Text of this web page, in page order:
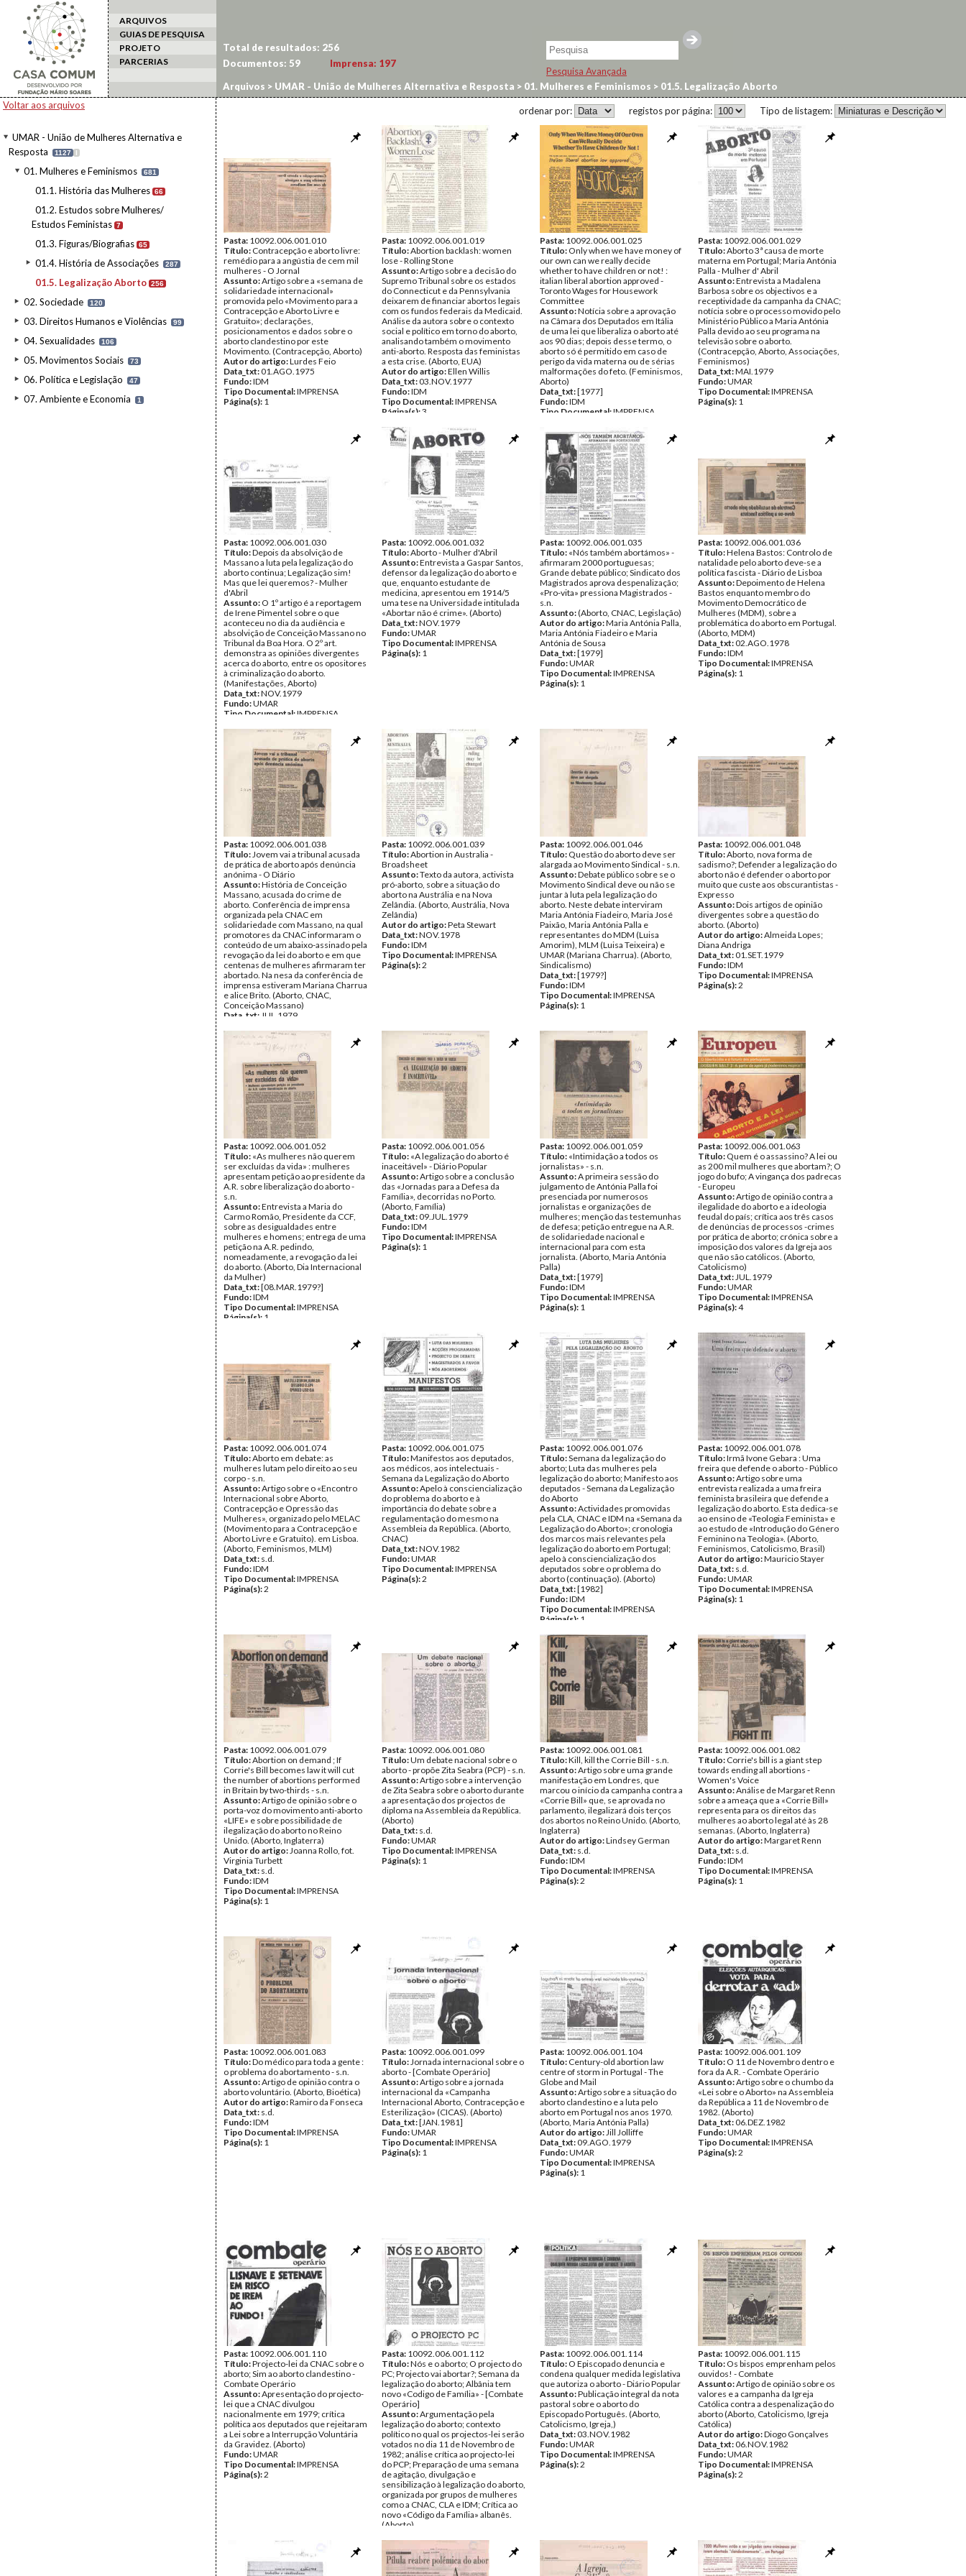
ARQUIVOS
GUIAS DE PESQUISA
PROJETO
PARCERIAS
Pesquisa Avançada
Voltar aos arquivos
UMAR - União de Mulheres Alternativa e
Resposta
1127 I
01. Mulheres e Feminismos 681
01.1. História das Mulheres 66
01.2. Estudos sobre Mulheres/
Estudos Feministas 7
01.3. Figuras/Biografias 65
01.4. História de Associações 287
01.5. Legalização Aborto 256
02. Sociedade 120
03. Direitos Humanos e Violências 99
04. Sexualidades 106
05. Movimentos Sociais 73
06. Política e Legislação 47
07. Ambiente e Economia 1
Total de resultados: 256
Documentos: 59 Imprensa: 197
Arquivos > UMAR - União de Mulheres Alternativa e Resposta > 01. Mulheres e Feminismos > 01.5. Legalização Aborto
Tipo de listagem:
registos por página:
ordenar por:
Pasta: 10092.006.001.010
Título: Contracepção e aborto livre:
remédio para a angústia de cem mil
mulheres - O Jornal
Assunto:Artigo sobre a «semana de
solidariedade internacional»
promovida pelo «Movimento para a
Contracepção e Aborto Livre e
Gratuito»; declarações,
posicionamentos e dados sobre o
aborto clandestino por este
Movimento. (Contracepção, Aborto)
Autor do artigo:Lurdes Feio
Data_txt:01.AGO.1975
Fundo:IDM
Tipo Documental:IMPRENSA
Página(s): 1
Pasta: 10092.006.001.019
Título:Abortion backlash: women
lose - Rolling Stone
Assunto:Artigo sobre a decisão do
Supremo Tribunal sobre os estados
do Connecticut e da Pennsylvania
deixarem de financiar abortos legais
com os fundos federais da Medicaid.
Análise da autora sobre o contexto
social e político em torno do aborto,
analisando também o movimento
anti-aborto. Resposta das feministas
a esta crise. (Aborto, EUA)
Autor do artigo:Ellen Willis
Data_txt:03.NOV.1977
Fundo:IDM
Tipo Documental:IMPRENSA
Página(s):3
Pasta: 10092.006.001.025
Título: Only when we have money of
our own can we really decide
whether to have children or not! :
italian liberal abortion approved -
Toronto Wages for Housework
Committee
Assunto:Notícia sobre a aprovação
na Câmara dos Deputados em Itália
de uma lei que liberaliza o aborto até
aos 90 dias; depois desse termo, o
aborto só é permitido em caso de
perigo da vida materna ou de sérias
malformações do feto. (Feminismos,
Aborto)
Data_txt:[1977]
Fundo:IDM
Tipo Documental:IMPRENSA
Pasta: 10092.006.001.029
Título:Aborto 3ª causa de morte
materna em Portugal; Maria Antónia
Palla - Mulher d' Abril
Assunto:Entrevista a Madalena
Barbosa sobre os objectivos e a
receptividade da campanha da CNAC;
notícia sobre o processo movido pelo
Ministério Público a Maria Antónia
Palla devido ao seu programa na
televisão sobre o aborto.
(Contracepção, Aborto, Associações,
Feminismos)
Data_txt:MAI.1979
Fundo:UMAR
Tipo Documental:IMPRENSA
Página(s): 1
Pasta: 10092.006.001.030
Título:Depois da absolvição de
Massano a luta pela legalização do
aborto continua; Legalização sim!
Mas que lei queremos? - Mulher
d'Abril
Assunto: O 1º artigo é a reportagem
de Irene Pimentel sobre o que
aconteceu no dia da audiência e
absolvição de Conceição Massano no
Tribunal da Boa Hora. O 2º art.
demonstra as opiniões divergentes
acerca do aborto, entre os opositores
à criminalização do aborto.
(Manifestações, Aborto)
Data_txt:NOV.1979
Fundo:UMAR
Tipo Documental:IMPRENSA
Pasta: 10092.006.001.032
Título:Aborto - Mulher d'Abril
Assunto:Entrevista a Gaspar Santos,
defensor da legalização do aborto e
que, enquanto estudante de
medicina, apresentou em 1914/5
uma tese na Universidade intitulada
«Abortar não é crime». (Aborto)
Data_txt:NOV.1979
Fundo:UMAR
Tipo Documental:IMPRENSA
Página(s): 1
Pasta: 10092.006.001.035
Título: «Nós também abortámos» -
afirmaram 2000 portuguesas;
Grande debate público; Sindicato dos
Magistrados aprova despenalização;
«Pro-vita» pressiona Magistrados -
s.n.
Assunto:(Aborto, CNAC, Legislação)
Autor do artigo:Maria Antónia Palla,
Maria Antónia Fiadeiro e Maria
Antónia de Sousa
Data_txt:[1979]
Fundo:UMAR
Tipo Documental:IMPRENSA
Página(s): 1
Pasta: 10092.006.001.036
Título:Helena Bastos: Controlo de
natalidade pelo aborto deve-se a
política fascista - Diário de Lisboa
Assunto:Depoimento de Helena
Bastos enquanto membro do
Movimento Democrático de
Mulheres (MDM), sobre a
problemática do aborto em Portugal.
(Aborto, MDM)
Data_txt:02.AGO.1978
Fundo:IDM
Tipo Documental:IMPRENSA
Página(s): 1
Pasta: 10092.006.001.038
Título:Jovem vai a tribunal acusada
de prática de aborto após denúncia
anónima - O Diário
Assunto:História de Conceição
Massano, acusada do crime de
aborto. Conferência de imprensa
organizada pela CNAC em
solidariedade com Massano, na qual
promotores da CNAC informaram o
conteúdo de um abaixo-assinado pela
revogação da lei do aborto e em que
centenas de mulheres afirmaram ter
abortado. Na nesa da conferência de
imprensa estiveram Mariana Charrua
e alice Brito. (Aborto, CNAC,
Conceição Massano)
Data_txt: JUL.1979
Tipo Documental: IMPRENSA
Página(s):1
Pasta: 10092.006.001.039
Título:Abortion in Australia -
Broadsheet
Assunto:Texto da autora, activista
pró-aborto, sobre a situação do
aborto na Austrália e na Nova
Zelândia. (Aborto, Austrália, Nova
Zelândia)
Autor do artigo:Peta Stewart
Data_txt:NOV.1978
Fundo:IDM
Tipo Documental:IMPRENSA
Página(s):2
Pasta: 10092.006.001.046
Título: Questão do aborto deve ser
alargada ao Movimento Sindical - s.n.
Assunto:Debate público sobre se o
Movimento Sindical deve ou não se
juntar à luta pela legalização do
aborto. Neste debate interviram
Maria Antónia Fiadeiro, Maria José
Paixão, Maria Antónia Palla e
representantes do MDM (Luisa
Amorim), MLM (Luisa Teixeira) e
UMAR (Mariana Charrua). (Aborto,
Sindicalismo)
Data_txt:[1979?]
Fundo:IDM
Tipo Documental:IMPRENSA
Página(s): 1
Pasta: 10092.006.001.048
Título:Aborto, nova forma de
sadismo?; Defender a legalização do
aborto não é defender o aborto por
muito que custe aos obscurantistas -
Expresso
Assunto:Dois artigos de opinião
divergentes sobre a questão do
aborto. (Aborto)
Autor do artigo:Almeida Lopes;
Diana Andriga
Data_txt:01.SET.1979
Fundo:IDM
Tipo Documental:IMPRENSA
Página(s):2
Pasta: 10092.006.001.052
Título: «As mulheres não querem
ser excluídas da vida» : mulheres
apresentam petição ao presidente da
A.R. sobre liberalização do aborto -
s.n.
Assunto:Entrevista a Maria do
Carmo Romão, Presidente da CCF,
sobre as desigualdades entre
mulheres e homens; entrega de uma
petição na A.R. pedindo,
nomeadamente, a revogação da lei
do aborto. (Aborto, Dia Internacional
da Mulher)
Data_txt:[08.MAR.1979?]
Fundo:IDM
Tipo Documental:IMPRENSA
Página(s): 1
Pasta: 10092.006.001.056
Título: «A legalização do aborto é
inaceitável» - Diário Popular
Assunto:Artigo sobre a conclusão
das «Jornadas para a Defesa da
Família», decorridas no Porto.
(Aborto, Família)
Data_txt:09.JUL.1979
Fundo:IDM
Tipo Documental:IMPRENSA
Página(s): 1
Pasta: 10092.006.001.059
Título: «Intimidação a todos os
jornalistas» - s.n.
Assunto:A primeira sessão do
julgamento de Antónia Palla foi
presenciada por numerosos
jornalistas e organizações de
mulheres; menção das testemunhas
de defesa; petição entregue na A.R.
de solidariedade nacional e
internacional para com esta
jornalista. (Aborto, Maria Antónia
Palla)
Data_txt:[1979]
Fundo:IDM
Tipo Documental:IMPRENSA
Página(s): 1
Pasta: 10092.006.001.063
Título: Quem é o assassino? A lei ou
as 200 mil mulheres que abortam?; O
jogo do bufo; A vingança dos padrecas
- Europeu
Assunto:Artigo de opinião contra a
ilegalidade do aborto e a ideologia
feudal do país; crítica aos três casos
de denúncias de processos -crimes
por prática de aborto; crónica sobre a
imposição dos valores da Igreja aos
que não são católicos. (Aborto,
Catolicismo)
Data_txt:JUL.1979
Fundo:UMAR
Tipo Documental:IMPRENSA
Página(s):4
Pasta: 10092.006.001.074
Título:Aborto em debate: as
mulheres lutam pelo direito ao seu
corpo - s.n.
Assunto:Artigo sobre o «Encontro
Internacional sobre Aborto,
Contracepção e Opressão das
Mulheres», organizado pelo MELAC
(Movimento para a Contracepção e
Aborto Livre e Gratuito). em Lisboa.
(Aborto, Feminismos, MLM)
Data_txt: s.d.
Fundo:IDM
Tipo Documental:IMPRENSA
Página(s):2
Pasta: 10092.006.001.075
Título:Manifestos aos deputados,
aos médicos, aos intelectuais -
Semana da Legalização do Aborto
Assunto:Apelo à consciencialização
do problema do aborto e à
importância do debate sobre a
regulamentação do mesmo na
Assembleia da República. (Aborto,
CNAC)
Data_txt:NOV.1982
Fundo:UMAR
Tipo Documental:IMPRENSA
Página(s):2
Pasta: 10092.006.001.076
Título:Semana da legalização do
aborto; Luta das mulheres pela
legalização do aborto; Manifesto aos
deputados - Semana da Legalização
do Aborto
Assunto:Actividades promovidas
pela CLA, CNAC e IDM na «Semana da
Legalização do Aborto»; cronologia
dos marcos mais relevantes pela
legalização do aborto em Portugal;
apelo à consciencialização dos
deputados sobre o problema do
aborto (continuação). (Aborto)
Data_txt:[1982]
Fundo:IDM
Tipo Documental:IMPRENSA
Página(s): 1
Pasta: 10092.006.001.078
Título:Irmã Ivone Gebara : Uma
freira que defende o aborto - Público
Assunto:Artigo sobre uma
entrevista realizada a uma freira
feminista brasileira que defende a
legalização do aborto. Esta dedica-se
ao ensino de «Teologia Feminista» e
ao estudo de «Introdução do Género
Feminino na Teologia». (Aborto,
Feminismos, Catolicismo, Brasil)
Autor do artigo:Mauricio Stayer
Data_txt: s.d.
Fundo:UMAR
Tipo Documental:IMPRENSA
Página(s): 1
Pasta: 10092.006.001.079
Título:Abortion on demand ; If
Corrie's Bill becomes law it will cut
the number of abortions performed
in Britain by two-thirds - s.n.
Assunto:Artigo de opinião sobre o
porta-voz do movimento anti-aborto
«LIFE» e sobre possibilidade de
ilegalização do aborto no Reino
Unido. (Aborto, Inglaterra)
Autor do artigo:Joanna Rollo, fot.
Virginia Turbett
Data_txt: s.d.
Fundo:IDM
Tipo Documental:IMPRENSA
Página(s): 1
Pasta: 10092.006.001.080
Título:Um debate nacional sobre o
aborto - propõe Zita Seabra (PCP) - s.n.
Assunto:Artigo sobre a intervenção
de Zita Seabra sobre o aborto durante
a apresentação dos projectos de
diploma na Assembleia da República.
(Aborto)
Data_txt: s.d.
Fundo:UMAR
Tipo Documental:IMPRENSA
Página(s): 1
Pasta: 10092.006.001.081
Título:Kill, kill the Corrie Bill - s.n.
Assunto:Artigo sobre uma grande
manifestação em Londres, que
marcou o início da campanha contra a
«Corrie Bill» que, se aprovada no
parlamento, ilegalizará dois terços
dos abortos no Reino Unido. (Aborto,
Inglaterra)
Autor do artigo:Lindsey German
Data_txt: s.d.
Fundo:IDM
Tipo Documental:IMPRENSA
Página(s):2
Pasta: 10092.006.001.082
Título: Corrie's bill is a giant step
towards ending all abortions -
Women's Voice
Assunto:Análise de Margaret Renn
sobre a ameaça que a «Corrie Bill»
representa para os direitos das
mulheres ao aborto legal até às 28
semanas. (Aborto, Inglaterra)
Autor do artigo:Margaret Renn
Data_txt: s.d.
Fundo:IDM
Tipo Documental:IMPRENSA
Página(s): 1
Pasta: 10092.006.001.083
Título:Do médico para toda a gente :
o problema do abortamento - s.n.
Assunto:Artigo de opinião contra o
aborto voluntário. (Aborto, Bioética)
Autor do artigo:Ramiro da Fonseca
Data_txt: s.d.
Fundo:IDM
Tipo Documental:IMPRENSA
Página(s): 1
Pasta: 10092.006.001.099
Título:Jornada internacional sobre o
aborto - [Combate Operário]
Assunto:Artigo sobre a jornada
internacional da «Campanha
Internacional Aborto, Contracepção e
Esterilização» (CICAS). (Aborto)
Data_txt:[JAN.1981]
Fundo:UMAR
Tipo Documental:IMPRENSA
Página(s): 1
Pasta: 10092.006.001.104
Título: Century-old abortion law
centre of storm in Portugal - The
Globe and Mail
Assunto:Artigo sobre a situação do
aborto clandestino e a luta pelo
aborto em Portugal nos anos 1970.
(Aborto, Maria Antónia Palla)
Autor do artigo:Jill Jolliffe
Data_txt:09.AGO.1979
Fundo:UMAR
Tipo Documental:IMPRENSA
Página(s): 1
Pasta: 10092.006.001.109
Título: O 11 de Novembro dentro e
fora da A.R. - Combate Operário
Assunto:Artigo sobre o chumbo da
«Lei sobre o Aborto» na Assembleia
da República a 11 de Novembro de
1982. (Aborto)
Data_txt:06.DEZ.1982
Fundo:UMAR
Tipo Documental:IMPRENSA
Página(s):2
Pasta: 10092.006.001.110
Título:Projecto-lei da CNAC sobre o
aborto; Sim ao aborto clandestino -
Combate Operário
Assunto:Apresentação do projecto-
lei que a CNAC divulgou
nacionalmente em 1979; crítica
política aos deputados que rejeitaram
a Lei sobre a Interrupção Voluntária
da Gravidez. (Aborto)
Fundo:UMAR
Tipo Documental:IMPRENSA
Página(s):2
Pasta: 10092.006.001.112
Título:Nós e o aborto; O projecto do
PC; Projecto vai abortar?; Semana da
legalização do aborto; Albânia tem
novo «Codigo de Família» - [Combate
Operário]
Assunto:Argumentação pela
legalização do aborto; contexto
político no qual os projectos-lei serão
votados no dia 11 de Novembro de
1982; análise crítica ao projecto-lei
do PCP; Preparação de uma semana
de agitação, divulgação e
sensibilização à legalização do aborto,
organizada por grupos de mulheres
como a CNAC, CLA e IDM; Crítica ao
novo «Código da Família» albanês.
(Aborto)
Tipo Documental: IMPRENSA
Página(s):2
Pasta: 10092.006.001.114
Título: O Episcopado denuncia e
condena qualquer medida legislativa
que autoriza o aborto - Diário Popular
Assunto:Publicação integral da nota
pastoral sobre o aborto do
Episcopado Português. (Aborto,
Catolicismo, Igreja,)
Data_txt:03.NOV.1982
Fundo:UMAR
Tipo Documental:IMPRENSA
Página(s):2
Pasta: 10092.006.001.115
Título: Os bispos emprenham pelos
ouvidos! - Combate
Assunto:Artigo de opinião sobre os
valores e a campanha da Igreja
Católica contra a despenalização do
aborto (Aborto, Catolicismo, Igreja
Católica)
Autor do artigo:Diogo Gonçalves
Data_txt:06.NOV.1982
Fundo:UMAR
Tipo Documental:IMPRENSA
Página(s):2